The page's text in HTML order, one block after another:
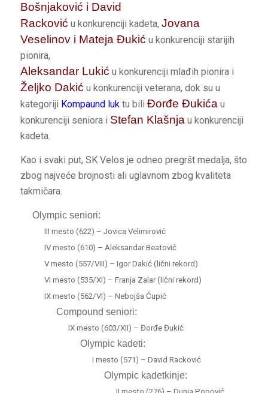
Bošnjaković i David
Racković u konkurenciji kadeta, Jovana
Veselinov i Mateja Đukić u konkurenciji starijih
pionira,
Aleksandar Lukić u konkurenciji mlađih pionira i
Željko Dakić u konkurenciji veterana, dok su u
kategoriji Kompaund luktu bili Đorđe Đukićau
konkurenciji seniora i Stefan Klašnjau konkurenciji
kadeta.
Kao i svaki put, SK Velos je odneo pregršt medalja, što
zbog najveće brojnosti ali uglavnom zbog kvaliteta
takmičara.
Olympic seniori:
III mesto (622) – Jovica Velimirović
IV mesto (610) – Aleksandar Beatović
V mesto (557/VIII) – Igor Dakić (lični rekord)
VI mesto (535/XI) – Franja Zalar (lični rekord)
IX mesto (562/VI) – Nebojša Čupić
Compound seniori:
IX mesto (603/XII) – Đorđe Đukić
Olympic kadeti:
I mesto (571) – David Racković
Olympic kadetkinje: